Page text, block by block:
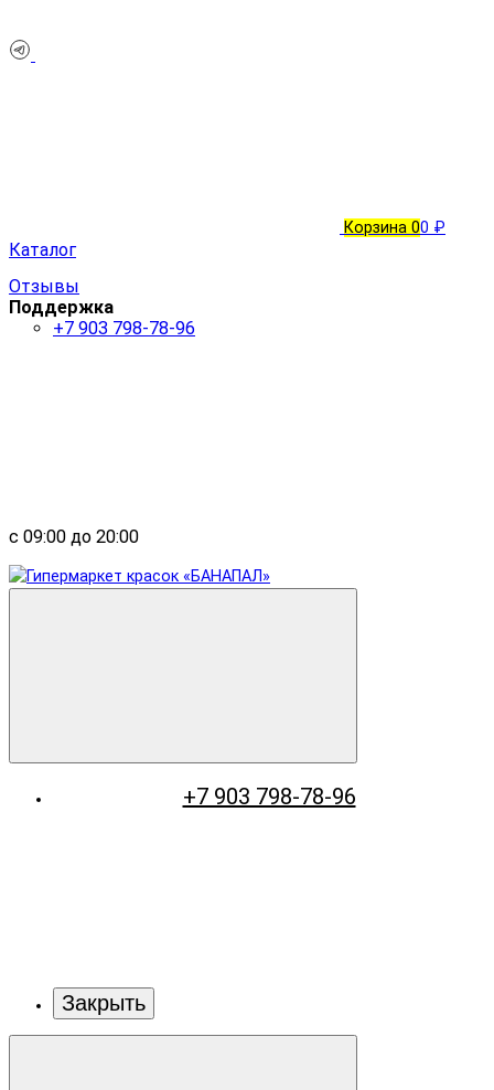
Корзина 00 ₽
Каталог
Отзывы
Поддержка
+7 903 798-78-96
с 09:00 до 20:00
+7 903 798-78-96
Закрыть